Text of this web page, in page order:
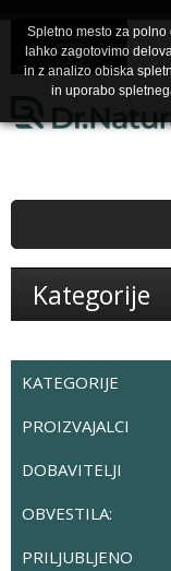
Kategorije
KATEGORIJE
PROIZVAJALCI
DOBAVITELJI
OBVESTILA:
PRILJUBLJENO
Spletno mesto za
lahko zagotovimo
in z analizo obiska
in uporabo